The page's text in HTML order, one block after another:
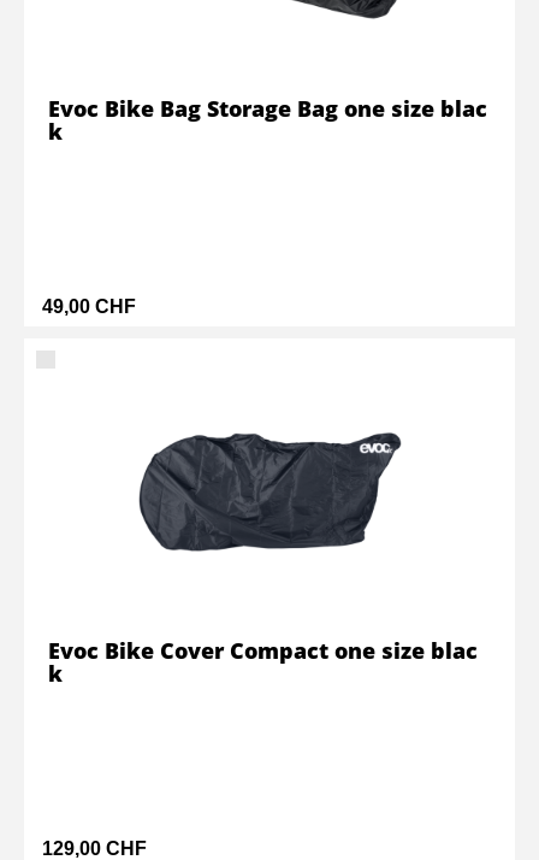
49,00 CHF
Evoc Bike Bag Storage Bag one size blac
k
129,00 CHF
Evoc Bike Cover Compact one size blac
k